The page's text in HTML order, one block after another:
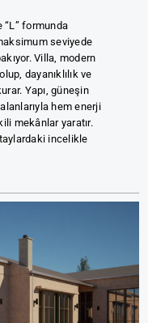
“L” formunda
seviyede
Villa, modern
dayanıklılık ve
Yapı, güneşin
hem enerji
mekânlar yaratır.
incelikle